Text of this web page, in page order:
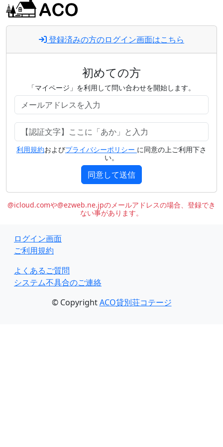
登録済みの方のログイン画面はこちら
初めての方
「マイページ」を利用して問い合わせを開始します。
利用規約およびプライバシーポリシー に同意の上ご利用下さ
い。
同意して送信
@icloud.comや@ezweb.ne.jpのメールアドレスの場合、登録でき
ない事があります。
ログイン画面
ご利用規約
よくあるご質問
システム不具合のご連絡
© CopyrightACO貸別荘コテージ